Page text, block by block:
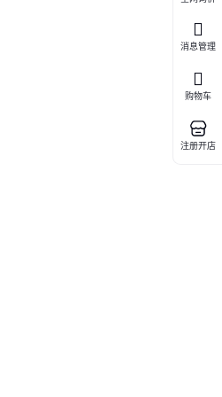
消息管理
购物车
注册开店